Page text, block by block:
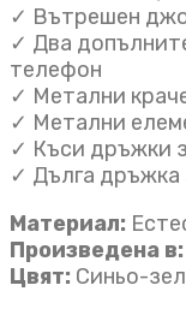
✓ Вътрешен
✓ Два
телефон
✓ Метални
✓ Метални
✓ Къси дръжки
✓ Дълга дръжка
Материал:
Произведена в:
Цвят: Синьо-